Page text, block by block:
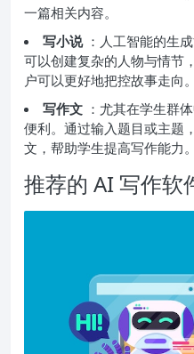
一篇相关内容。
写小说 ：人工智能的生
可以创建复杂的人物与情节
户可以更好地把控故事走向。
写作文 ：尤其在学生群
便利。通过输入题目或主题
文，帮助学生提高写作能力。
推荐的 AI 写作软